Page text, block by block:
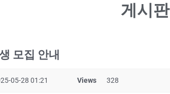
게시판
모집 안내
05-28 01:21 Views 328